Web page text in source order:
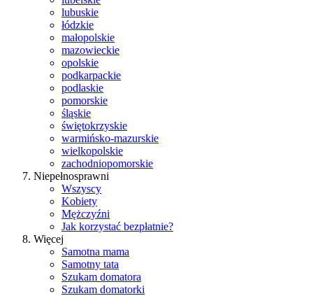
lubuskie
łódzkie
małopolskie
mazowieckie
opolskie
podkarpackie
podlaskie
pomorskie
śląskie
świętokrzyskie
warmińsko-mazurskie
wielkopolskie
zachodniopomorskie
Niepełnosprawni
Wszyscy
Kobiety
Mężczyźni
Jak korzystać bezpłatnie?
Więcej
Samotna mama
Samotny tata
Szukam domatora
Szukam domatorki